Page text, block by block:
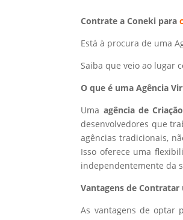
Contrate a Coneki para
Está à procura de uma
Saiba que veio ao lugar
O que é uma Agência
Uma agência de
desenvolvedores que
agências tradicionais,
Isso oferece uma
independentemente da
Vantagens de
As vantagens de optar